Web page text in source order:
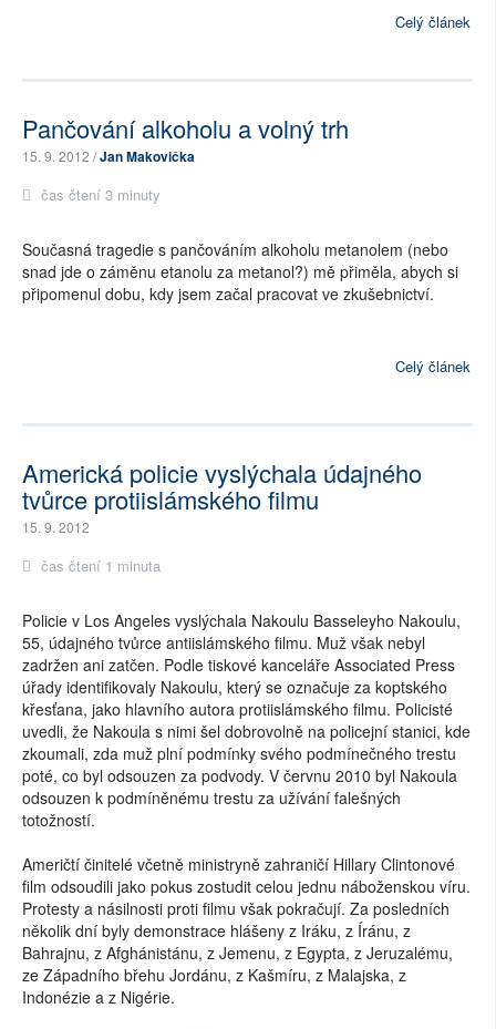
Celý článek
Pančování alkoholu a volný trh
15. 9. 2012 /Jan Makovička
čas čtení 3 minuty
Současná tragedie s pančováním alkoholu metanolem (nebo
snad jde o záměnu etanolu za metanol?) mě přiměla, abych si
připomenul dobu, kdy jsem začal pracovat ve zkušebnictví.
Celý článek
Americká policie vyslýchala údajného
tvůrce protiislámského filmu
15. 9. 2012
čas čtení 1 minuta
Policie v Los Angeles vyslýchala Nakoulu Basseleyho Nakoulu,
55, údajného tvůrce antiislámského filmu. Muž však nebyl
zadržen ani zatčen. Podle tiskové kanceláře Associated Press
úřady identifikovaly Nakoulu, který se označuje za koptského
křesťana, jako hlavního autora protiislámského filmu. Policisté
uvedli, že Nakoula s nimi šel dobrovolně na policejní stanici, kde
zkoumali, zda muž plní podmínky svého podmínečného trestu
poté, co byl odsouzen za podvody. V červnu 2010 byl Nakoula
odsouzen k podmíněnému trestu za užívání falešných
totožností.
Američtí činitelé včetně ministryně zahraničí Hillary Clintonové
film odsoudili jako pokus zostudit celou jednu náboženskou víru.
Protesty a násilnosti proti filmu však pokračují. Za posledních
několik dní byly demonstrace hlášeny z Iráku, z Íránu, z
Bahrajnu, z Afghánistánu, z Jemenu, z Egypta, z Jeruzalému,
ze Západního břehu Jordánu, z Kašmíru, z Malajska, z
Indonézie a z Nigérie.